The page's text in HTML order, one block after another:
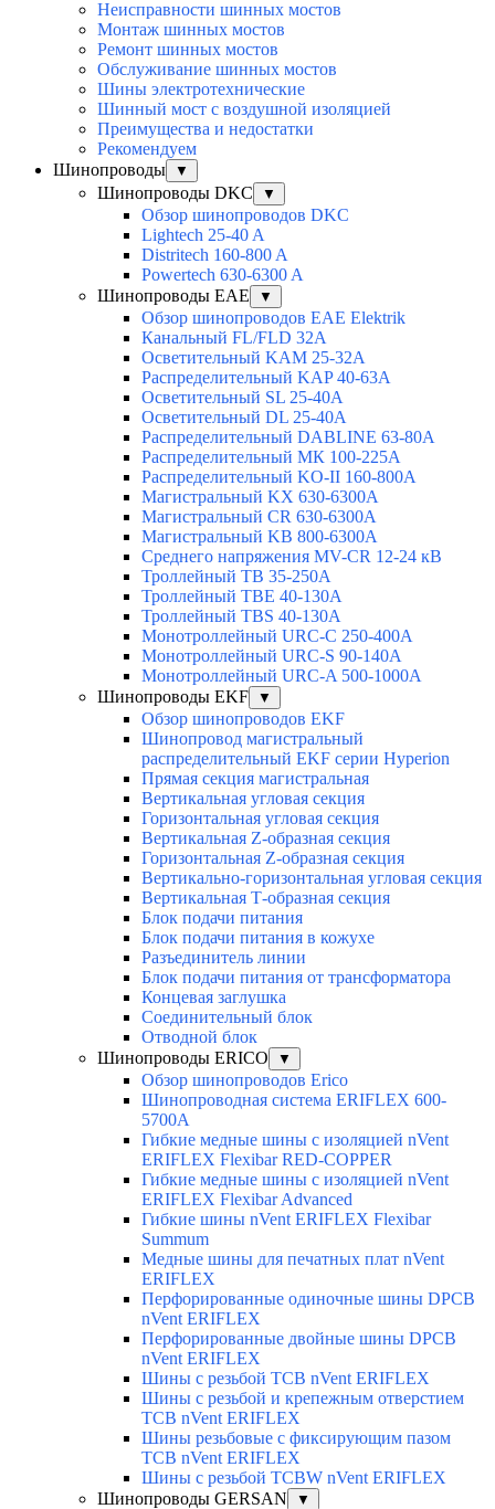
Неисправности шинных мостов
Монтаж шинных мостов
Ремонт шинных мостов
Обслуживание шинных мостов
Шины электротехнические
Шинный мост с воздушной изоляцией
Преимущества и недостатки
Рекомендуем
Шинопроводы
▼
Шинопроводы DKC ▼
Обзор шинопроводов DKC
Lightech 25-40 A
Distritech 160-800 A
Powertech 630-6300 A
Шинопроводы EAE
▼
Обзор шинопроводов EAE Elektrik
Канальный FL/FLD 32A
Осветительный KAM 25-32А
Распределительный KAP 40-63A
Осветительный SL 25-40А
Осветительный DL 25-40А
Распределительный DABLINE 63-80A
Распределительный МК 100-225А
Распределительный KO-II 160-800А
Магистральный KX 630-6300А
Магистральный CR 630-6300А
Магистральный KB 800-6300А
Среднего напряжения MV-CR 12-24 кВ
Троллейный TB 35-250A
Троллейный TBE 40-130A
Троллейный TBS 40-130A
Монотроллейный URC-C 250-400A
Монотроллейный URC-S 90-140A
Монотроллейный URC-A 500-1000A
Шинопроводы EKF
▼
Обзор шинопроводов EKF
Шинопровод магистральный
распределительный EKF серии Hyperion
Прямая секция магистральная
Вертикальная угловая секция
Горизонтальная угловая секция
Вертикальная Z-образная секция
Горизонтальная Z-образная секция
Вертикально-горизонтальная угловая секция
Вертикальная Т-образная секция
Блок подачи питания
Блок подачи питания в кожухе
Разъединитель линии
Блок подачи питания от трансформатора
Концевая заглушка
Соединительный блок
Отводной блок
Шинопроводы ERICO
▼
Обзор шинопроводов Erico
Шинопроводная система ERIFLEX 600-
5700A
Гибкие медные шины с изоляцией nVent
ERIFLEX Flexibar RED-COPPER
Гибкие медные шины с изоляцией nVent
ERIFLEX Flexibar Advanced
Гибкие шины nVent ERIFLEX Flexibar
Summum
Медные шины для печатных плат nVent
ERIFLEX
Перфорированные одиночные шины DPCB
nVent ERIFLEX
Перфорированные двойные шины DPCB
nVent ERIFLEX
Шины с резьбой TCB nVent ERIFLEX
Шины с резьбой и крепежным отверстием
TCB nVent ERIFLEX
Шины резьбовые с фиксирующим пазом
TCB nVent ERIFLEX
Шины с резьбой TCBW nVent ERIFLEX
Шинопроводы GERSAN
▼